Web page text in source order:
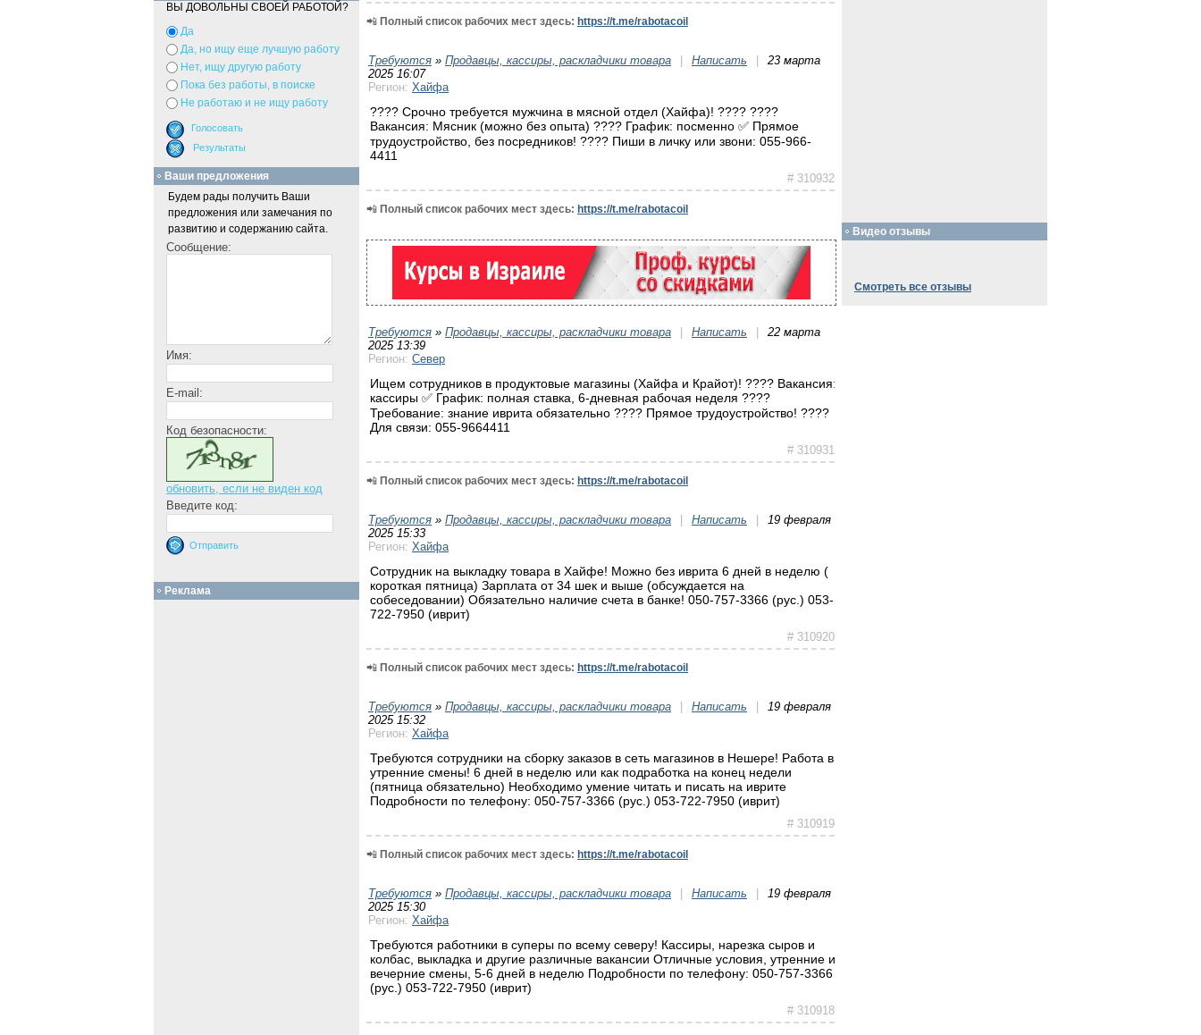
📲 Полный список рабочих мест здесь: https://t.me/rabotacoil
Требуются » Продавцы, кассиры, раскладчики товара | Написать |
23 марта
2025 16:07
Регион: Хайфа
???? Срочно требуется мужчина в мясной отдел (Хайфа)! ???? ????
Вакансия: Мясник (можно без опыта) ???? График: посменно ✅ Прямое
трудоустройство, без посредников! ???? Пиши в личку или звони: 055-966-
4411
# 310932
📲 Полный список рабочих мест здесь: https://t.me/rabotacoil
Требуются » Продавцы, кассиры, раскладчики товара | Написать |
22 марта
2025 13:39
Регион: Север
Ищем сотрудников в продуктовые магазины (Хайфа и Крайот)! ???? Вакансия:
кассиры ✅ График: полная ставка, 6-дневная рабочая неделя ????
Требование: знание иврита обязательно ???? Прямое трудоустройство! ????
Для связи: 055-9664411
# 310931
📲 Полный список рабочих мест здесь: https://t.me/rabotacoil
Требуются » Продавцы, кассиры, раскладчики товара | Написать |
19 февраля
2025 15:33
Регион: Хайфа
Сотрудник на выкладку товара в Хайфе! Можно без иврита 6 дней в неделю (
короткая пятница) Зарплата от 34 шек и выше (обсуждается на
собеседовании) Обязательно наличие счета в банке! 050-757-3366 (рус.) 053-
722-7950 (иврит)
# 310920
📲 Полный список рабочих мест здесь: https://t.me/rabotacoil
Требуются » Продавцы, кассиры, раскладчики товара | Написать |
19 февраля
2025 15:32
Регион: Хайфа
Требуются сотрудники на сборку заказов в сеть магазинов в Нешере! Работа в
утренние смены! 6 дней в неделю или как подработка на конец недели
(пятница обязательно) Необходимо умение читать и писать на иврите
Подробности по телефону: 050-757-3366 (рус.) 053-722-7950 (иврит)
# 310919
📲 Полный список рабочих мест здесь: https://t.me/rabotacoil
Требуются » Продавцы, кассиры, раскладчики товара | Написать |
19 февраля
2025 15:30
Регион: Хайфа
Требуются работники в суперы по всему северу! Кассиры, нарезка сыров и
колбас, выкладка и другие различные вакансии Отличные условия, утренние и
вечерние смены, 5-6 дней в неделю Подробности по телефону: 050-757-3366
(рус.) 053-722-7950 (иврит)
# 310918
ВЫ ДОВОЛЬНЫ СВОЕЙ РАБОТОЙ?
Да
Да, но ищу еще лучшую работу
Нет, ищу другую работу
Пока без работы, в поиске
Не работаю и не ищу работу
Ваши предложения
Будем рады получить Ваши
предложения или замечания по
развитию и содержанию сайта.
Сообщение:
Имя:
E-mail:
Код безопасности:
обновить, если не виден код
Введите код:
Реклама
Видео отзывы
Смотреть все отзывы